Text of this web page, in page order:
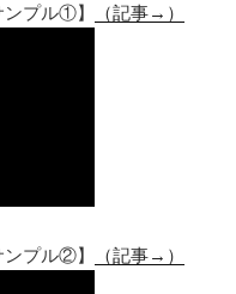
プル①】 （記事→）
プル②】 （記事→）